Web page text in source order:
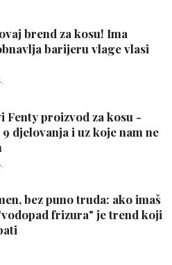
brend za kosu! Ima
barijeru vlage vlasi
Fenty proizvod za kosu -
djelovanja i uz koje nam ne
bez puno truda: ako imaš
frizura" je trend koji